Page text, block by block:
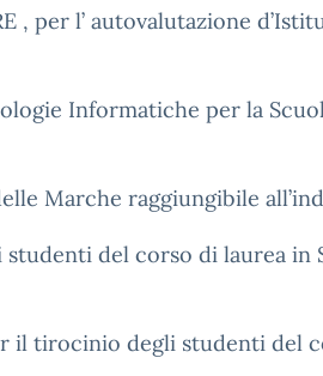
, per l’ autovalutazione
Informatiche per la
Marche raggiungibile
del corso di laurea in
il tirocinio degli studenti del